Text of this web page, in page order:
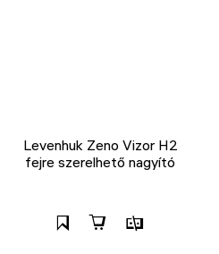
Levenhuk Zeno Vizor H2
fejre szerelhető nagyító